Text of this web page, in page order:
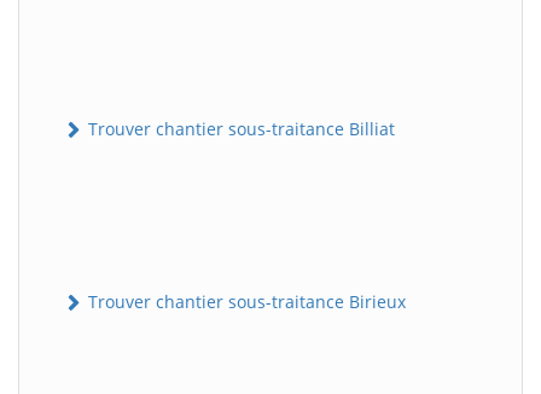
Trouver chantier sous-traitance Billiat
Trouver chantier sous-traitance Birieux